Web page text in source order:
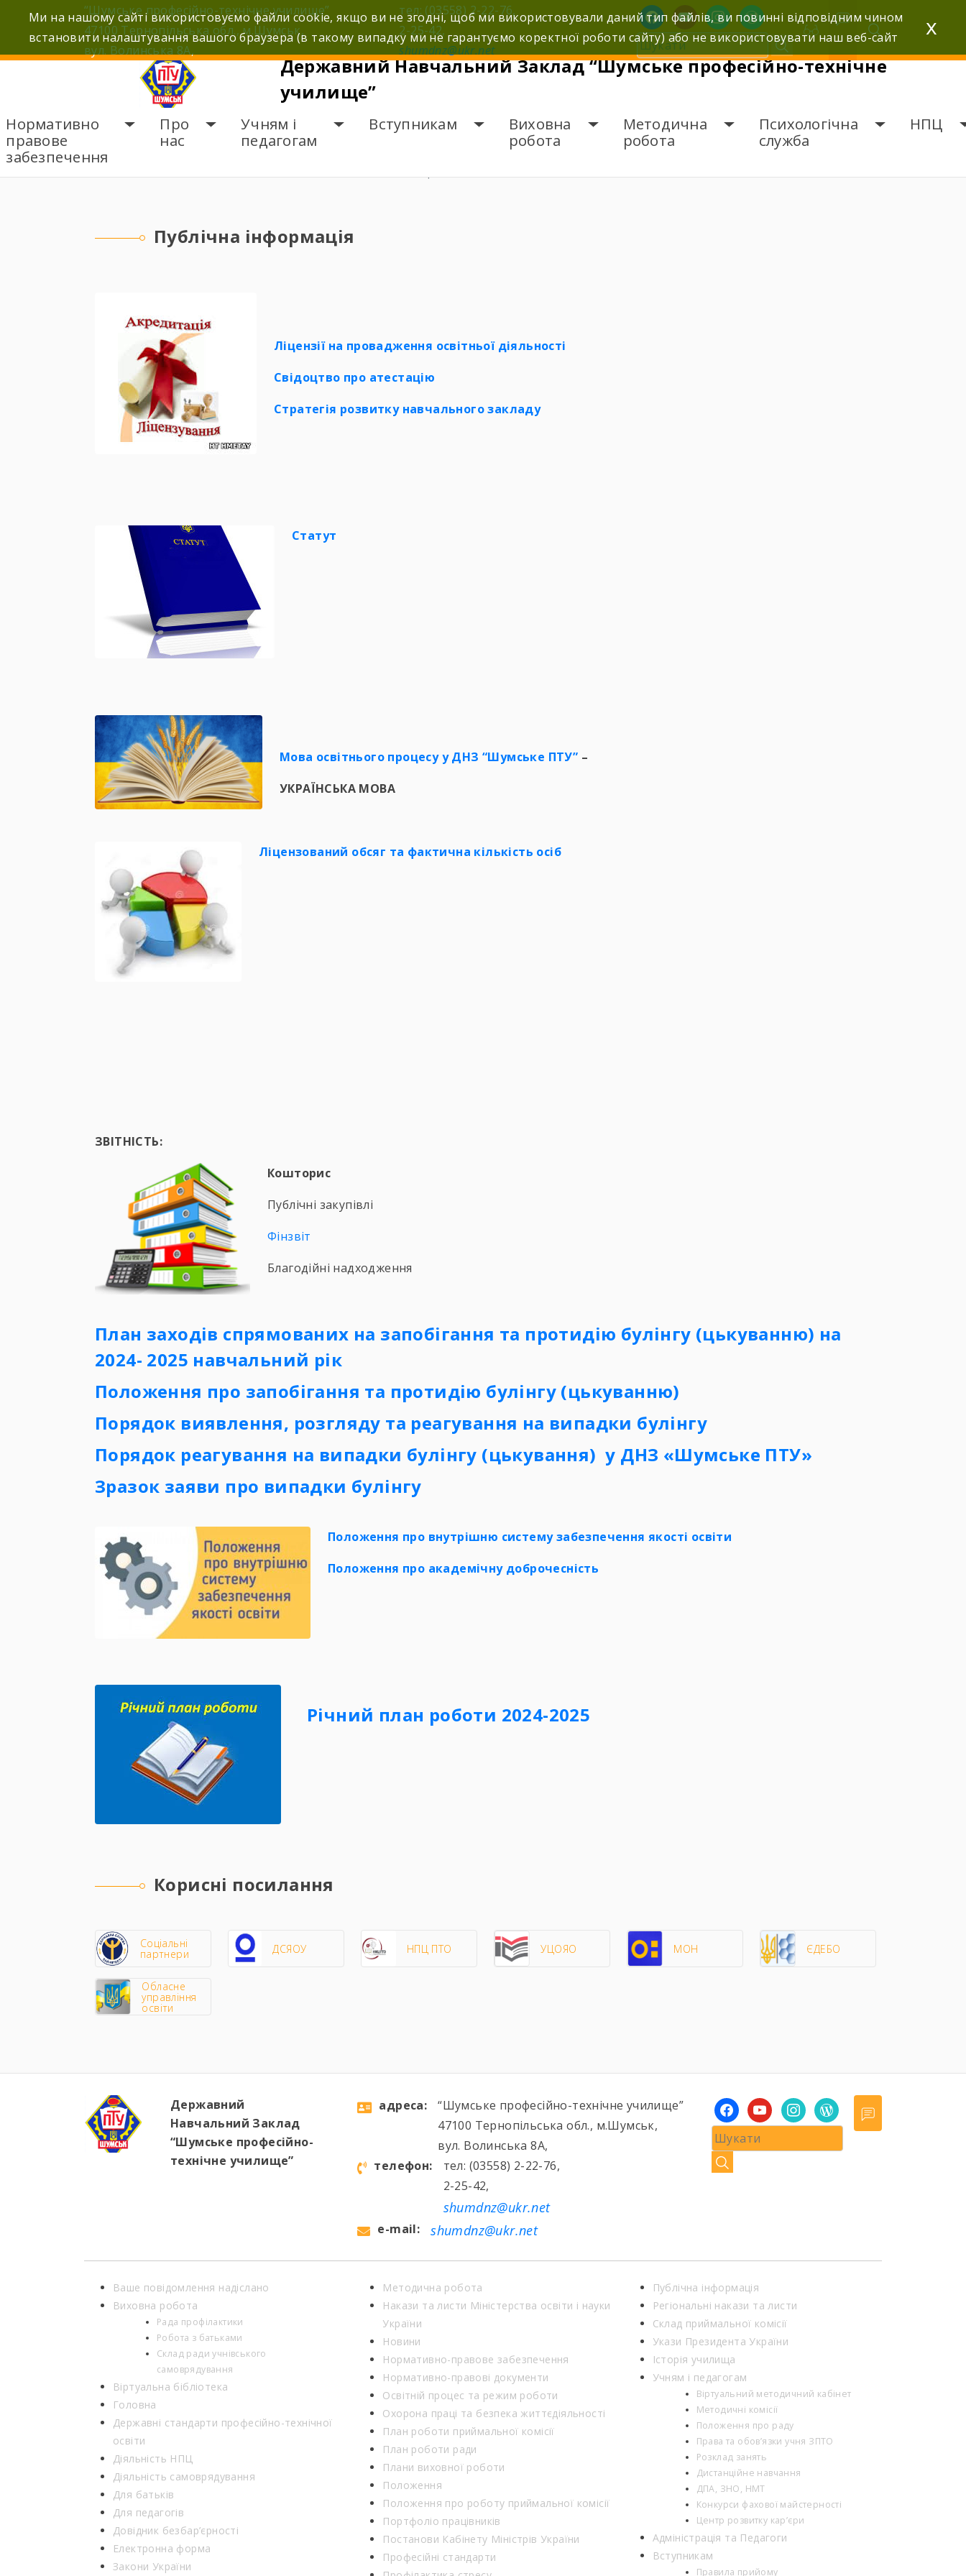
“Шумське професійно-технічне училище”
47100 Тернопільська обл., м.Шумськ,
вул. Волинська 8А,
тел: (03558) 2-22-76,
2-25-42,
shumdnz@ukr.net
facebookyoutubeinstagramwordpress
Державний Навчальний Заклад “Шумське професійно-технічне
училище”
Нормативно
правове
забезпечення
Про
нас
Учням і
педагогам
Вступникам
Виховна
робота
Методична
робота
Психологічна
служба
НПЦ
Публічна інформація
Ліцензії на провадження освітньої діяльності
Свідоцтво про атестацію
Стратегія розвитку навчального закладу
Статут
Мова освітнього процесу у ДНЗ “Шумське ПТУ” –
УКРАЇНСЬКА МОВА
Ліцензований обсяг та фактична кількість осіб
ЗВІТНІСТЬ:
Кошторис
Публічні закупівлі
Фінзвіт
Благодійні надходження
План заходів спрямованих на запобігання та протидію булінгу (цькуванню) на
2024- 2025 навчальний рік
Положення про запобігання та протидію булінгу (цькуванню)
Порядок виявлення, розгляду та реагування на випадки булінгу
Порядок реагування на випадки булінгу (цькування) у ДНЗ «Шумське ПТУ»
Зразок заяви про випадки булінгу
Положення про внутрішню систему забезпечення якості освіти
Положення про академічнудоброчесність
Річний план роботи 2024-2025
Корисні посилання
Соціальні
партнери ДСЯОУ НПЦ ПТО УЦОЯО МОН ЄДЕБО
Обласне
управління
освіти
Ми на нашому сайті використовуємо файли cookie, якщо ви не згодні, щоб ми використовували даний тип файлів, ви повинні відповідним чином
встановити налаштування вашого браузера (в такому випадку ми не гарантуємо коректної роботи сайту) або не використовувати наш веб-сайт
x
Державний
Навчальний Заклад
“Шумське професійно-
технічне училище”
aдресa:
“Шумське професійно-технічне училище”
47100 Тернопільська обл., м.Шумськ,
вул. Волинська 8А,
телефон:
тел: (03558) 2-22-76,
2-25-42,
shumdnz@ukr.net
e-mail: shumdnz@ukr.net
facebookyoutubeinstagramwordpress
Ваше повідомлення надіслано
Виховна робота
Рада профілактики
Робота з батьками
Склад ради учнівського
самоврядування
Віртуальна бібліотека
Головна
Державні стандарти професійно-технічної
освіти
Діяльність НПЦ
Діяльність самоврядування
Для батьків
Для педагогів
Довідник безбар’єрності
Електронна форма
Закони України
Методична робота
Накази та листи Міністерства освіти і науки
України
Новини
Нормативно-правове забезпечення
Нормативно-правові документи
Освітній процес та режим роботи
Охорона праці та безпека життєдіяльності
План роботи приймальної комісії
План роботи ради
Плани виховної роботи
Положення
Положення про роботу приймальної комісії
Портфоліо працівників
Постанови Кабінету Міністрів України
Професійні стандарти
Публічна інформація
Регіональні накази та листи
Склад приймальної комісії
Укази Президента України
Історія училища
Учням і педагогам
Віртуальний методичний кабінет
Методичні комісії
Положення про раду
Права та обов’язки учня ЗПТО
Розклад занять
Дистанційне навчання
ДПА, ЗНО, НМТ
Конкурси фахової майстерності
Центр розвитку кар’єри
Адміністрація та Педагоги
Вступникам
Правила прийому